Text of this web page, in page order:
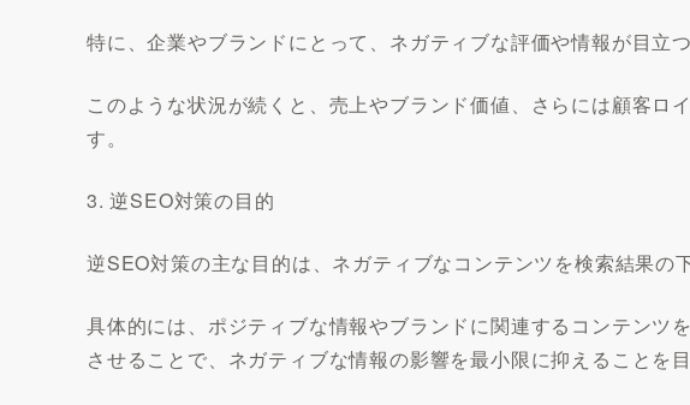
特に、企業やブランドにとって、ネガティブな評価や情報が目立
このような状況が続くと、売上やブランド価値、さらには顧客ロ
す。
3. 逆SEO対策の目的
逆SEO対策の主な目的は、ネガティブなコンテンツを検索結果の
具体的には、ポジティブな情報やブランドに関連するコンテンツ
させることで、ネガティブな情報の影響を最小限に抑えることを目